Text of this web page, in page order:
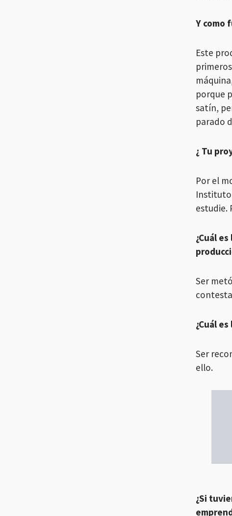
Y como
Este
porque
satín,
parado
¿ Tu
Por el
Instituto
estudie.
¿Cuál
Ser
¿Cuál
Ser
ello.
¿Si